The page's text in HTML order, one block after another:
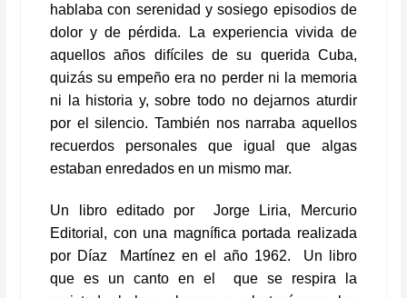
hablaba con serenidad y sosiego episodios de
dolor y de pérdida. La experiencia vivida de
aquellos años difíciles de su querida Cuba,
quizás su empeño era no perder ni la memoria
ni la historia y, sobre todo no dejarnos aturdir
por el silencio. También nos narraba aquellos
recuerdos personales que igual que algas
estaban enredados en un mismo mar.
Un libro editado por Jorge Liria, Mercurio
Editorial, con una magnífica portada realizada
por Díaz Martínez en el año 1962. Un libro
que es un canto en el que se respira la